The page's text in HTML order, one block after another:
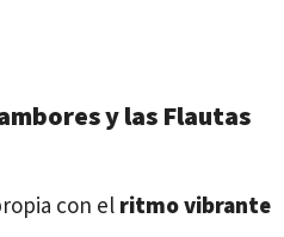
y las Flautas
con el ritmo vibrante